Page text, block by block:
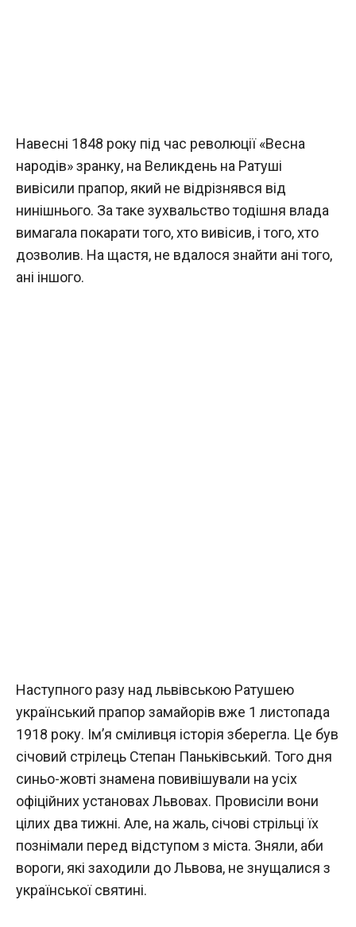
Навесні 1848 року під час революції «Весна
народів» зранку, на Великдень на Ратуші
вивісили прапор, який не відрізнявся від
нинішнього. За таке зухвальство тодішня влада
вимагала покарати того, хто вивісив, і того, хто
дозволив. На щастя, не вдалося знайти ані того,
ані іншого.
Наступного разу над львівською Ратушею
український прапор замайорів вже 1 листопада
1918 року. Ім’я сміливця історія зберегла. Це був
січовий стрілець Степан Паньківський. Того дня
синьо-жовті знамена повивішували на усіх
офіційних установах Львовах. Провисіли вони
цілих два тижні. Але, на жаль, січові стрільці їх
познімали перед відступом з міста. Зняли, аби
вороги, які заходили до Львова, не знущалися з
української святині.